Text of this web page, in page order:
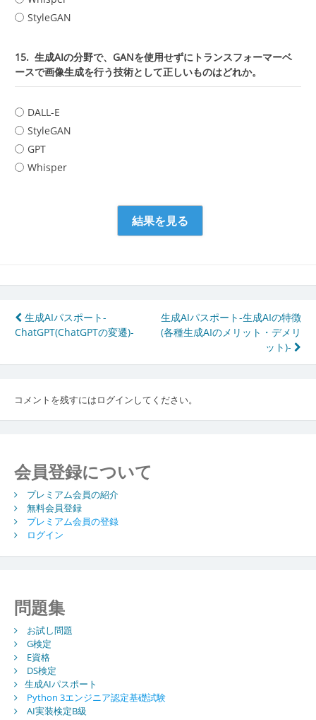
StyleGAN
15. 生成AIの分野で、GANを使用せずにトランスフォーマーベ
ースで画像生成を行う技術として正しいものはどれか。
DALL-E
StyleGAN
GPT
Whisper
投
稿
ナ
ビ
ゲ
シ
ョ
ン
生成AIパスポート-
ChatGPT(ChatGPTの変遷)-
生成AIパスポート-生成AIの特徴
(各種生成AIのメリット・デメリ
ット)-
コメントを残すにはログインしてください。
会員登録について
プレミアム会員の紹介
無料会員登録
プレミアム会員の登録
ログイン
問題集
お試し問題
G検定
E資格
DS検定
生成AIパスポート
Python 3エンジニア認定基礎試験
AI実装検定B級